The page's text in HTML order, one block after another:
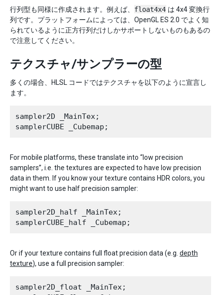
行列型も同様に作成されます。例えば、 float4x4 は 4x4 変換行
列です。プラットフォームによっては、OpenGL ES 2.0 でよく知
られているように正方行列だけしかサポートしないものもあるの
で注意してください。
テクスチャ/サンプラーの型
多くの場合、HLSL コードではテクスチャを以下のように宣言し
ます。
sampler2D _MainTex;
For mobile platforms, these translate into “low precision
samplers”, i.e. the textures are expected to have low precision
data in them. If you know your texture contains HDR colors, you
might want to use half precision sampler:
sampler2D_half _MainTex;
Or if your texture contains full float precision data (e.g. depth
texture), use a full precision sampler:
sampler2D_float _MainTex;